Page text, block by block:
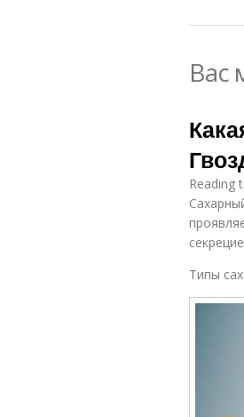
Вас
Reading
Типы